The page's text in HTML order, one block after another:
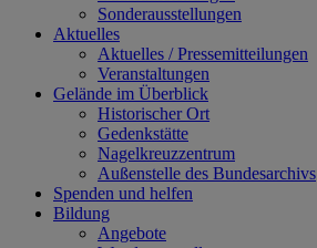
Sonderausstellungen
Aktuelles
Aktuelles / Pressemitteilungen
Veranstaltungen
Gelände im Überblick
Historischer Ort
Gedenkstätte
Nagelkreuzzentrum
Außenstelle des Bundesarchivs
Spenden und helfen
Bildung
Angebote